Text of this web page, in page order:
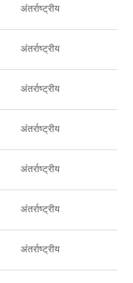
अंतर्राष्ट्रीय
अंतर्राष्ट्रीय
अंतर्राष्ट्रीय
अंतर्राष्ट्रीय
अंतर्राष्ट्रीय
अंतर्राष्ट्रीय
अंतर्राष्ट्रीय